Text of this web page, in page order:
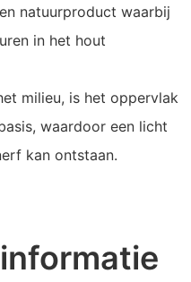
natuurproduct waarbij
in het hout
milieu, is het oppervlak
waardoor een licht
kan ontstaan.